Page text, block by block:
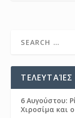
6 Αυγούστου:
Χιροσίμα και